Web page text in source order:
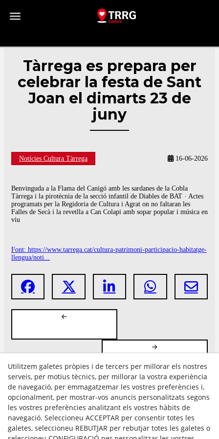
Toggle navigation
Tàrrega es prepara per
celebrar la festa de Sant
Joan el dimarts 23 de
juny
Notícies Cultura Tàrrega 16-06-2026
Benvinguda a la Flama del Canigó amb les sardanes de la Cobla
Tàrrega i la pirotècnia de la secció infantil de Diables de BAT · Actes
programats per la Regidoria de Cultura i Agrat on no faltaran les
Falles de Secà i la revetlla a Can Colapi amb sopar popular i música en
viu
Font: https://www.tarrega.cat/cultura-patrimoni-participacio-habitatge-
llengua/noti...
Avís Legal
Política Cookies
Política de Privacitat
Utilitzem galetes pròpies i de tercers per millorar els nostres
serveis, per motius tècnics, per millorar la vostra experiència
de navegació, per emmagatzemar les vostres preferències i,
opcionalment, per mostrar-vos anuncis personalitzats segons
les vostres preferències analitzant els vostres hàbits de
navegació. Seleccioneu ACCEPTAR per consentir totes les
galetes, seleccioneu REBUTJAR per rebutjar totes les galetes o